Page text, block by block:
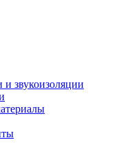
звукоизоляции